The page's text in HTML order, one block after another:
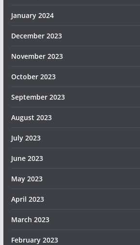
January 2024
December 2023
November 2023
October 2023
September 2023
August 2023
July 2023
June 2023
May 2023
April 2023
March 2023
February 2023